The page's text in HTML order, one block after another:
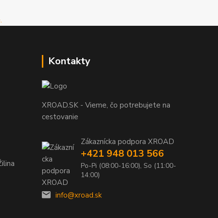
Kontakty
XROAD.SK - Vieme, čo potrebujete na
cestovanie
Zákaznícka podpora XROAD
+421 948 013 566
Po-Pi (08:00-16:00), So (11:00-
14:00)
info@xroad.sk